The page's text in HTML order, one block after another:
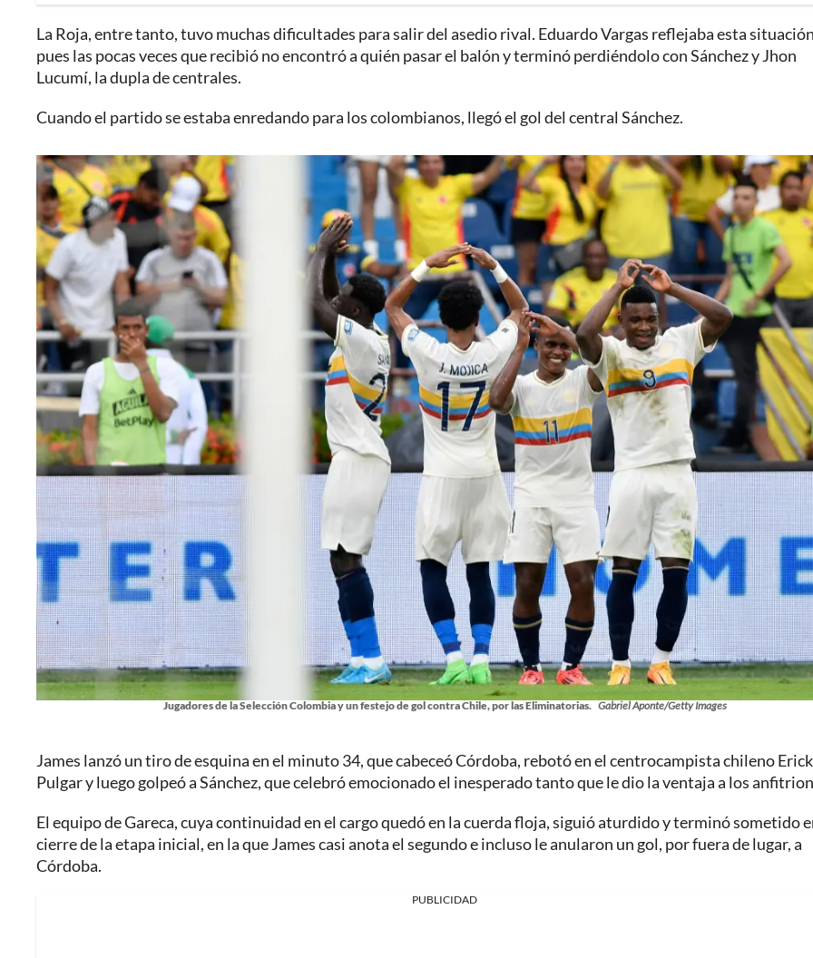
La Roja, entre tanto, tuvo muchas dificultades para salir del asedio rival. Eduardo Vargas reflejaba esta
pues las pocas veces que recibió no encontró a quién pasar el balón y terminó perdiéndolo con Sánchez y Jhon
Lucumí, la dupla de centrales.
Cuando el partido se estaba enredando para los colombianos, llegó el gol del central Sánchez.
Jugadores de la Selección Colombia y un festejo de gol contra Chile, por las Eliminatorias. Gabriel Aponte/Getty Images
James lanzó un tiro de esquina en el minuto 34, que cabeceó Córdoba, rebotó en el centrocampista chileno Erick
Pulgar y luego golpeó a Sánchez, que celebró emocionado el inesperado tanto que le dio la ventaja a los
El equipo de Gareca, cuya continuidad en el cargo quedó en la cuerda floja, siguió aturdido y terminó sometido
cierre de la etapa inicial, en la que James casi anota el segundo e incluso le anularon un gol, por fuera de lugar, a
Córdoba.
PUBLICIDAD